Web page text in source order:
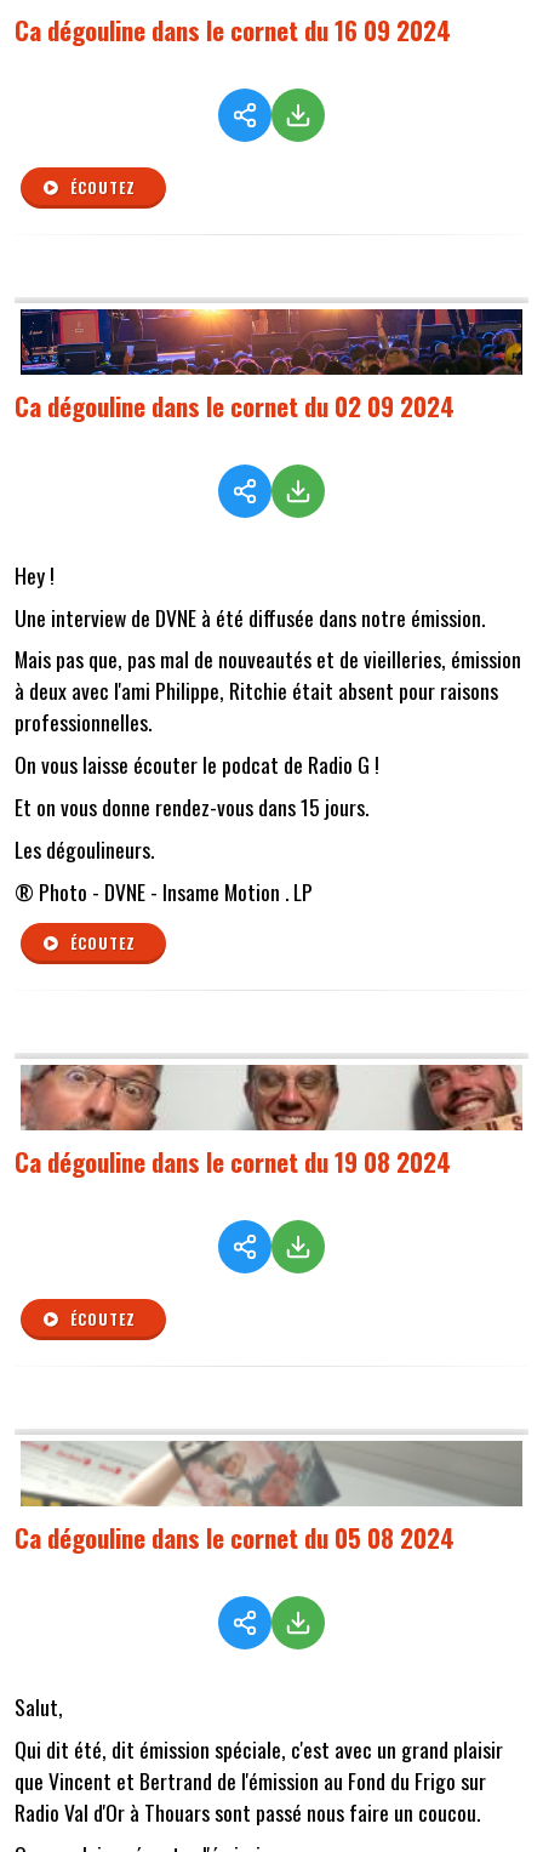
Ca dégouline dans le cornet du 16 09 2024
ÉCOUTEZ
Ca dégouline dans le cornet du 02 09 2024
Hey !
Une interview de DVNE à été diffusée dans notre émission.
Mais pas que, pas mal de nouveautés et de vieilleries, émission
à deux avec l'ami Philippe, Ritchie était absent pour raisons
professionnelles.
On vous laisse écouter le podcat de Radio G !
Et on vous donne rendez-vous dans 15 jours.
Les dégoulineurs.
® Photo - DVNE - Insame Motion . LP
ÉCOUTEZ
Ca dégouline dans le cornet du 19 08 2024
ÉCOUTEZ
Ca dégouline dans le cornet du 05 08 2024
Salut,
Qui dit été, dit émission spéciale, c'est avec un grand plaisir
que Vincent et Bertrand de l'émission au Fond du Frigo sur
Radio Val d'Or à Thouars sont passé nous faire un coucou.